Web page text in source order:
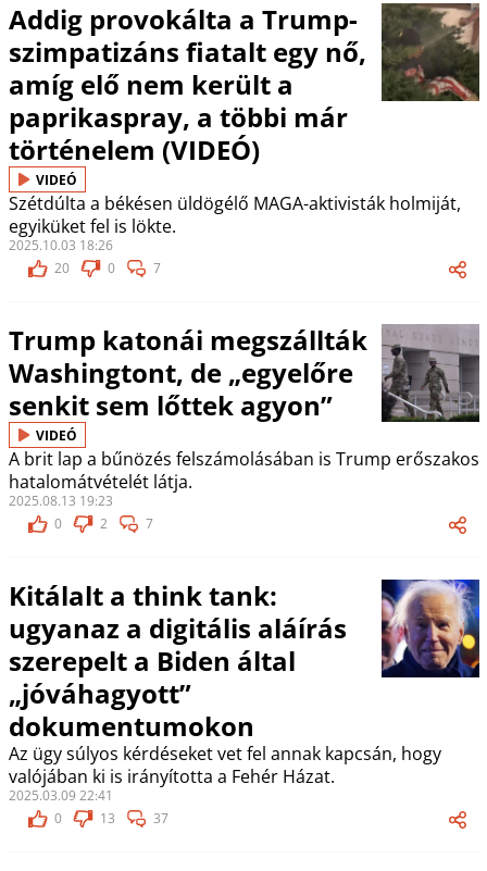
Addig provokálta a Trump-
szimpatizáns fiatalt egy nő,
amíg elő nem került a
paprikaspray, a többi már
történelem (VIDEÓ)
VIDEÓ
Szétdúlta a békésen üldögélő MAGA-aktivisták holmiját,
egyiküket fel is lökte.
2025.10.03 18:26
20
0 7
Trump katonái megszállták
Washingtont, de „egyelőre
senkit sem lőttek agyon”
VIDEÓ
A brit lap a bűnözés felszámolásában is Trump erőszakos
hatalomátvételét látja.
2025.08.13 19:23
0
2 7
Kitálalt a think tank:
ugyanaz a digitális aláírás
szerepelt a Biden által
„jóváhagyott”
dokumentumokon
Az ügy súlyos kérdéseket vet fel annak kapcsán, hogy
valójában ki is irányította a Fehér Házat.
2025.03.09 22:41
0
13 37